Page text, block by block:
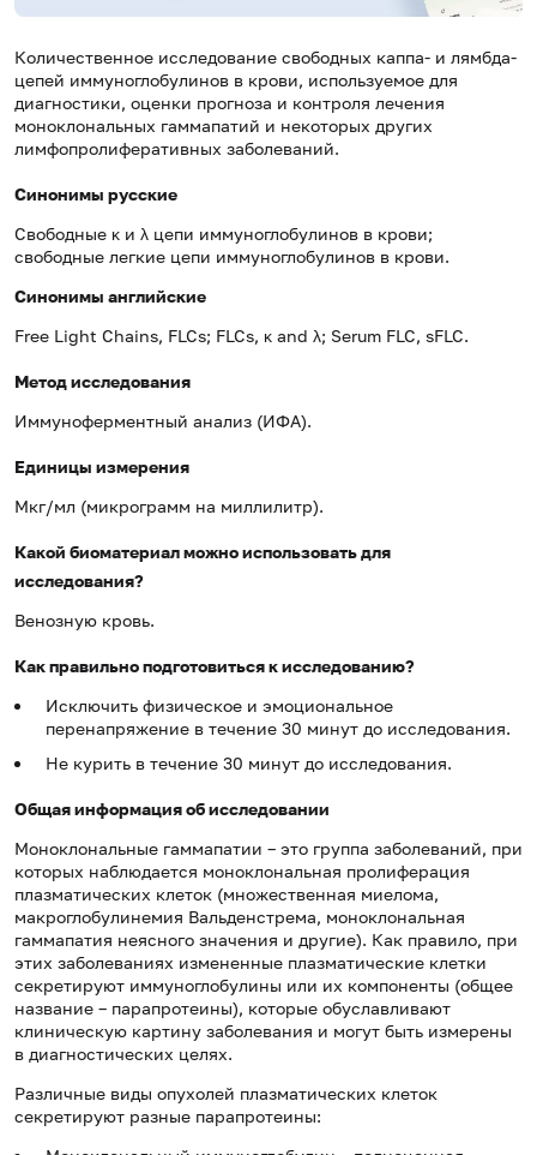
Количественное исследование свободных каппа- и лямбда-
цепей иммуноглобулинов в крови, используемое для
диагностики, оценки прогноза и контроля лечения
моноклональных гаммапатий и некоторых других
лимфопролиферативных заболеваний.
Синонимы русские
Свободные κ и λ цепи иммуноглобулинов в крови;
свободные легкие цепи иммуноглобулинов в крови.
Синонимы английские
Free Light Chains, FLCs; FLCs, κ and λ; Serum FLC, sFLC.
Метод исследования
Иммуноферментный анализ (ИФА).
Единицы измерения
Мкг/мл (микрограмм на миллилитр).
Какой биоматериал можно использовать для
исследования?
Венозную кровь.
Как правильно подготовиться к исследованию?
Исключить физическое и эмоциональное
перенапряжение в течение 30 минут до исследования.
Не курить в течение 30 минут до исследования.
Общая информация об исследовании
Моноклональные гаммапатии – это группа заболеваний, при
которых наблюдается моноклональная пролиферация
плазматических клеток (множественная миелома,
макроглобулинемия Вальденстрема, моноклональная
гаммапатия неясного значения и другие). Как правило, при
этих заболеваниях измененные плазматические клетки
секретируют иммуноглобулины или их компоненты (общее
название – парапротеины), которые обуславливают
клиническую картину заболевания и могут быть измерены
в диагностических целях.
Различные виды опухолей плазматических клеток
секретируют разные парапротеины: